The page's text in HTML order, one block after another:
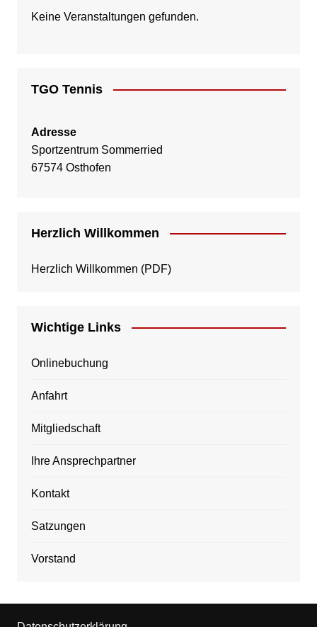
Keine Veranstaltungen gefunden.
TGO Tennis
Adresse
Sportzentrum Sommerried
67574 Osthofen
Herzlich Willkommen
Herzlich Willkommen (PDF)
Wichtige Links
Onlinebuchung
Anfahrt
Mitgliedschaft
Ihre Ansprechpartner
Kontakt
Satzungen
Vorstand